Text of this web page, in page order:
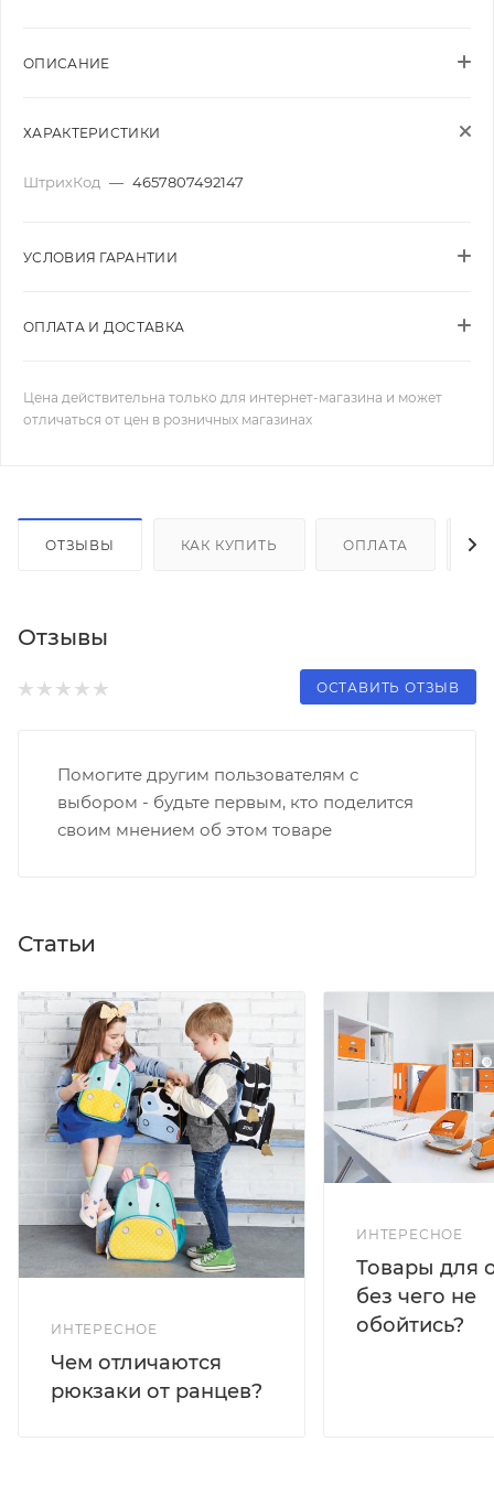
ОПИСАНИЕ
ХАРАКТЕРИСТИКИ
ШтрихКод — 4657807492147
УСЛОВИЯ ГАРАНТИИ
ОПЛАТА И ДОСТАВКА
Цена действительна только для интернет-магазина и может
отличаться от цен в розничных магазинах
ОТЗЫВЫ КАК КУПИТЬ ОПЛАТА
Отзывы
ОСТАВИТЬ ОТЗЫВ
Помогите другим пользователям с
выбором - будьте первым, кто поделится
своим мнением об этом товаре
Статьи
ИНТЕРЕСНОЕ
Чем отличаются
рюкзаки от ранцев?
ИНТЕРЕСНОЕ
Товары для
без чего не
обойтись?